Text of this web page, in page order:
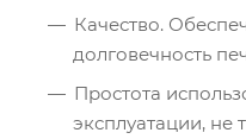
Качество.
долговечность
Простота
эксплуатации, не